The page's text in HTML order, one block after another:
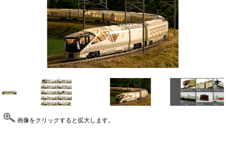
画像をクリックすると拡大します。